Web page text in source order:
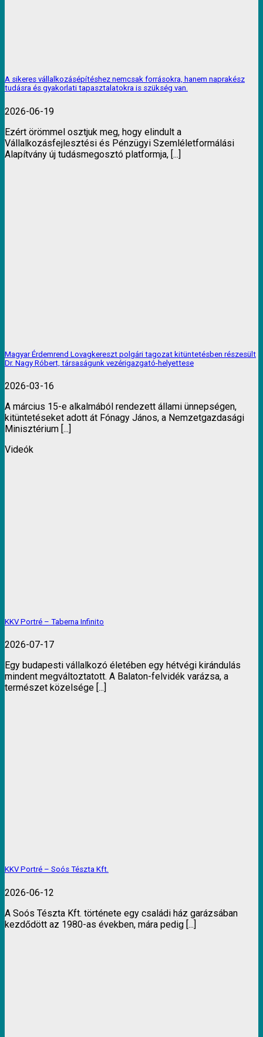
A sikeres vállalkozásépítéshez nemcsak forrásokra, hanem naprakész
tudásra és gyakorlati tapasztalatokra is szükség van.
2026-06-19
Ezért örömmel osztjuk meg, hogy elindult a
Vállalkozásfejlesztési és Pénzügyi Szemléletformálási
Alapítvány új tudásmegosztó platformja, [...]
Magyar Érdemrend Lovagkereszt polgári tagozat kitüntetésben részesült
Dr. Nagy Róbert, társaságunk vezérigazgató-helyettese
2026-03-16
A március 15-e alkalmából rendezett állami ünnepségen,
kitüntetéseket adott át Fónagy János, a Nemzetgazdasági
Minisztérium [...]
Videók
KKV Portré – Taberna Infinito
2026-07-17
Egy budapesti vállalkozó életében egy hétvégi kirándulás
mindent megváltoztatott. A Balaton-felvidék varázsa, a
természet közelsége [...]
KKV Portré – Soós Tészta Kft.
2026-06-12
A Soós Tészta Kft. története egy családi ház garázsában
kezdődött az 1980-as években, mára pedig [...]